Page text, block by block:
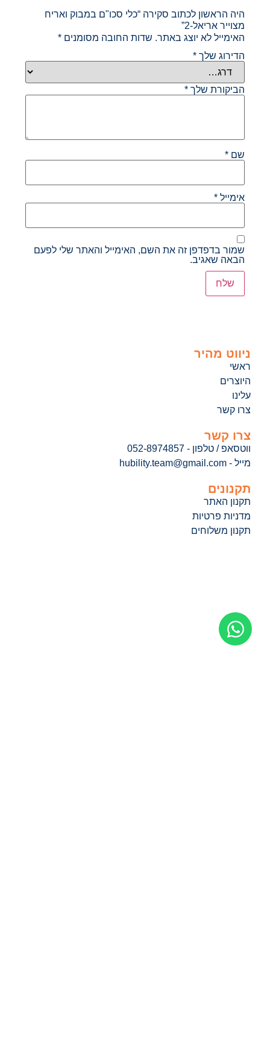
היה הראשון לכתוב סקירה “כלי סכו"ם במבוק ואריח
מצוייר אריאל-2”
האימייל לא יוצג באתר. שדות החובה מסומנים*
הדירוג שלך*
הביקורת שלך*
שם*
אימייל*
שמור בדפדפן זה את השם, האימייל והאתר שלי לפעם
הבאה שאגיב.
ניווט מהיר
ראשי
היוצרים
עלינו
צרו קשר
צרו קשר
ווטסאפ / טלפון - 052-8974857
מייל - hubility.team@gmail.com
תקנונים
תקנון האתר
מדניות פרטיות
תקנון משלוחים